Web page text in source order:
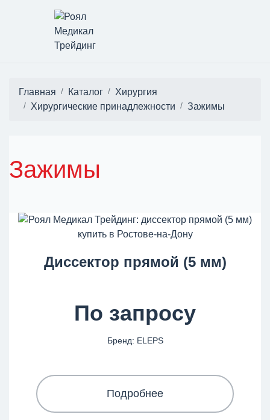
Главная Каталог
Хирургия
Хирургические принадлежности
Зажимы
Зажимы
Диссектор прямой (5 мм)
По запросу
Бренд: ELEPS
Подробнее